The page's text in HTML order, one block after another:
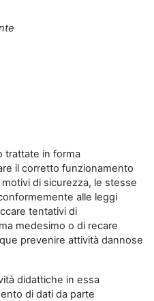
trattate in forma
il corretto funzionamento
di sicurezza, le stesse
alle leggi
tentativi di
medesimo o di recare
prevenire attività dannose
didattiche in essa
di dati da parte